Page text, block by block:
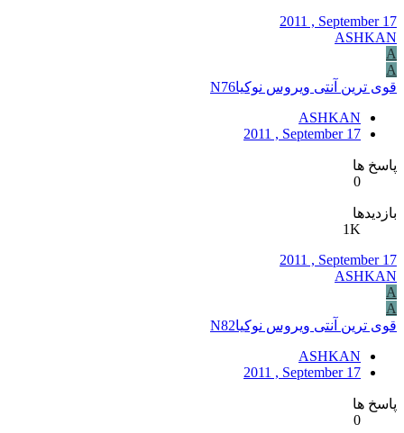
2011 , September 17
ASHKAN
A
A
قوی ترین آنتی ویروس نوکیاN76
ASHKAN
2011 , September 17
پاسخ ها
0
بازدیدها
1K
2011 , September 17
ASHKAN
A
A
قوی ترین آنتی ویروس نوکیاN82
ASHKAN
2011 , September 17
پاسخ ها
0